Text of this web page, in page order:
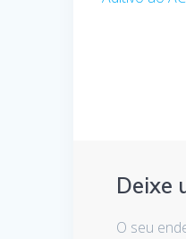
de
Deixe
O seu